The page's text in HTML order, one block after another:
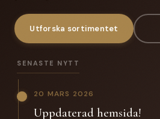
Utforska sortimentet
SENASTE NYTT
20 MARS 2026
Uppdaterad hemsida!